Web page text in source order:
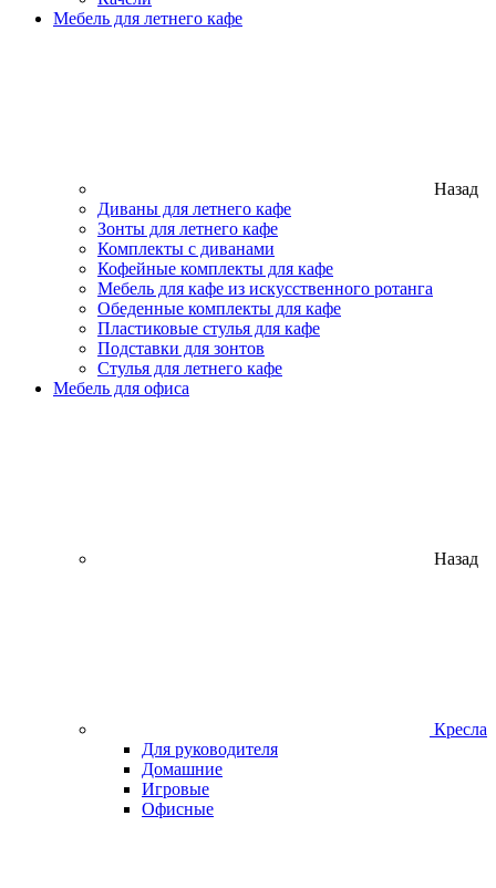
Мебель для летнего кафе
Назад
Диваны для летнего кафе
Зонты для летнего кафе
Комплекты с диванами
Кофейные комплекты для кафе
Мебель для кафе из искусственного ротанга
Обеденные комплекты для кафе
Пластиковые стулья для кафе
Подставки для зонтов
Стулья для летнего кафе
Мебель для офиса
Назад
Кресла
Для руководителя
Домашние
Игровые
Офисные